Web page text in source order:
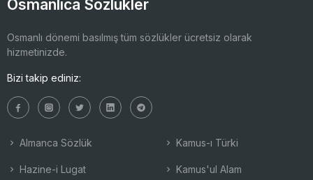
Osmanlıca Sözlükler
Osmanlı dönemi basılmış tüm sözlükler ücretsiz olarak
hizmetinizde.
Bizi takip ediniz:
Almanca Sözlük
Hazine-i Lugat
Kamus-ı Türki
Kamus'ul Alam